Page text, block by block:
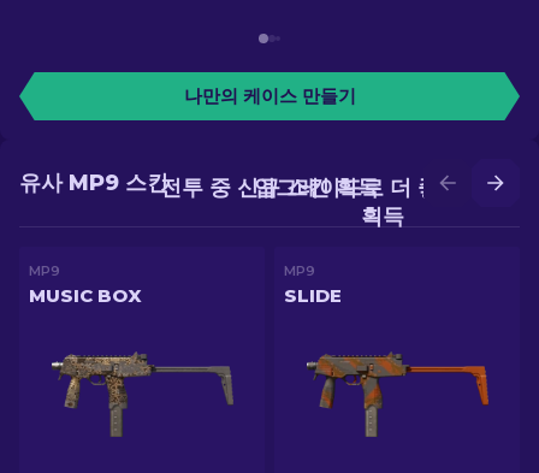
나만의 케이스 만들기
업그레이드로 더 좋은 스킨
획득
전투 중 신규 스킨 획득
유사 MP9 스킨
MP9
MUSIC BOX
MP9
SLIDE